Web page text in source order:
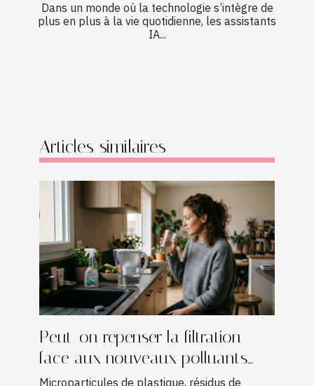
Dans un monde où la technologie s’intègre de
plus en plus à la vie quotidienne, les assistants
IA...
Articles similaires
Peut-on repenser la filtration
face aux nouveaux polluants
domestiques ?
Microparticules de plastique, résidus de